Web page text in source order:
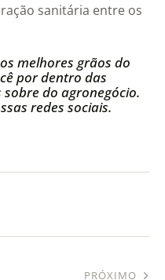
sanitária entre os
melhores grãos do
por dentro das
do agronegócio.
redes sociais.
PRÓXIMO